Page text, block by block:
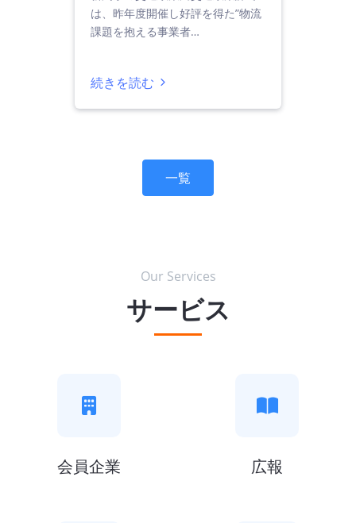
は、昨年度開催し好評を得た”物流
課題を抱える事業者…
続きを読む
一覧
Our Services
サービス
会員企業 広報